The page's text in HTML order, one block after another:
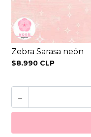
Zebra Sarasa neón
$8.990 CLP
-